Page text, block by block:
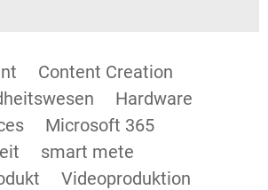
Content Creation
Hardware
Microsoft 365
smart mete
Videoproduktion